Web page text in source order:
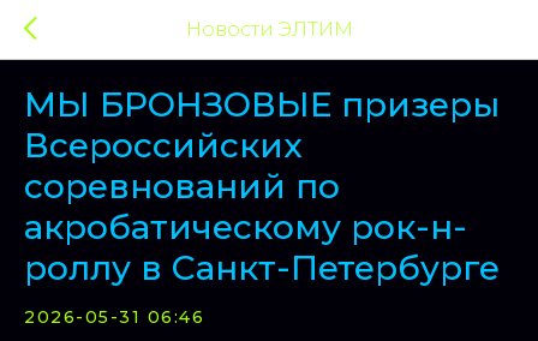
Новости ЭЛТИМ
МЫ БРОНЗОВЫЕ призеры
Всероссийских
соревнований по
акробатическому рок-н-
роллу в Санкт-Петербурге
2026-05-31 06:46